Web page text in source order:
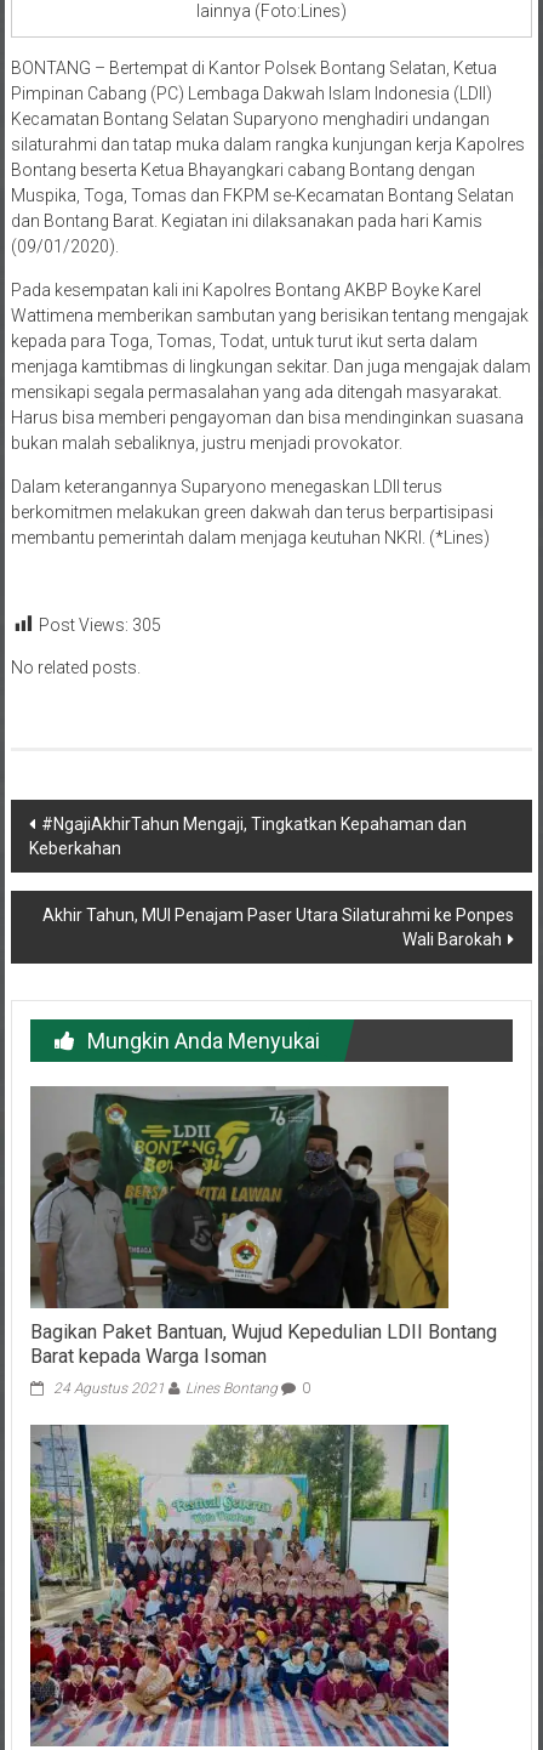
lainnya (Foto:Lines)
BONTANG – Bertempat di Kantor Polsek Bontang Selatan, Ketua
Pimpinan Cabang (PC) Lembaga Dakwah Islam Indonesia (LDII)
Kecamatan Bontang Selatan Suparyono menghadiri undangan
silaturahmi dan tatap muka dalam rangka kunjungan kerja Kapolres
Bontang beserta Ketua Bhayangkari cabang Bontang dengan
Muspika, Toga, Tomas dan FKPM se-Kecamatan Bontang Selatan
dan Bontang Barat. Kegiatan ini dilaksanakan pada hari Kamis
(09/01/2020).
Pada kesempatan kali ini Kapolres Bontang AKBP Boyke Karel
Wattimena memberikan sambutan yang berisikan tentang mengajak
kepada para Toga, Tomas, Todat, untuk turut ikut serta dalam
menjaga kamtibmas di lingkungan sekitar. Dan juga mengajak dalam
mensikapi segala permasalahan yang ada ditengah masyarakat.
Harus bisa memberi pengayoman dan bisa mendinginkan suasana
bukan malah sebaliknya, justru menjadi provokator.
Dalam keterangannya Suparyono menegaskan LDII terus
berkomitmen melakukan green dakwah dan terus berpartisipasi
membantu pemerintah dalam menjaga keutuhan NKRI. (*Lines)
Post Views: 305
No related posts.
Navigasi
pos
#NgajiAkhirTahun Mengaji, Tingkatkan Kepahaman dan
Keberkahan
Akhir Tahun, MUI Penajam Paser Utara Silaturahmi ke Ponpes
Wali Barokah
Mungkin Anda Menyukai
Bagikan Paket Bantuan, Wujud Kepedulian LDII Bontang
Barat kepada Warga Isoman
24 Agustus 2021 Lines Bontang 0